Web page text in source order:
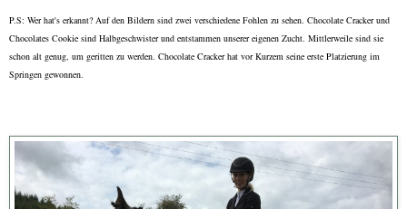
P.S: Wer hat's erkannt? Auf den Bildern sind zwei verschiedene Fohlen zu sehen. Chocolate Cracker und
Chocolates Cookie sind Halbgeschwister und entstammen unserer eigenen Zucht. Mittlerweile sind sie
schon alt genug, um geritten zu werden. Chocolate Cracker hat vor Kurzem seine erste Platzierung im
Springen gewonnen.